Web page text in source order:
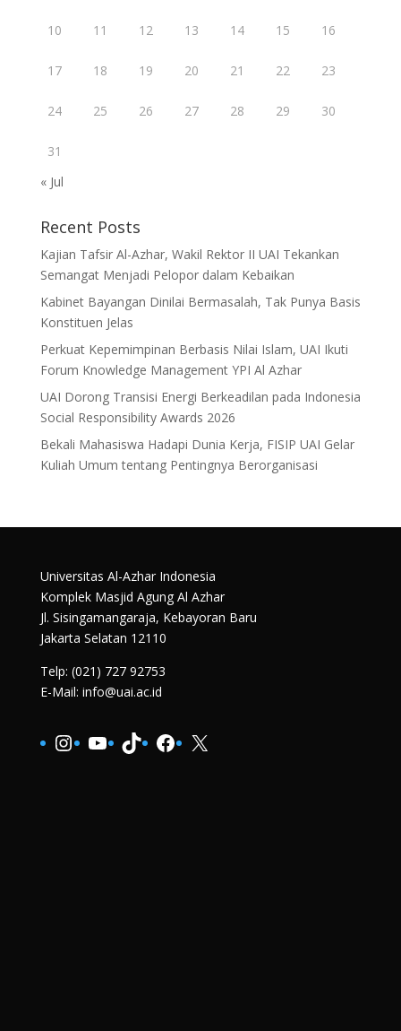
10 11 12 13 14 15 16
17 18 19 20 21 22 23
24 25 26 27 28 29 30
31
« Jul
Recent Posts
Kajian Tafsir Al-Azhar, Wakil Rektor II UAI Tekankan
Semangat Menjadi Pelopor dalam Kebaikan
Kabinet Bayangan Dinilai Bermasalah, Tak Punya Basis
Konstituen Jelas
Perkuat Kepemimpinan Berbasis Nilai Islam, UAI Ikuti
Forum Knowledge Management YPI Al Azhar
UAI Dorong Transisi Energi Berkeadilan pada Indonesia
Social Responsibility Awards 2026
Bekali Mahasiswa Hadapi Dunia Kerja, FISIP UAI Gelar
Kuliah Umum tentang Pentingnya Berorganisasi
Universitas Al-Azhar Indonesia
Komplek Masjid Agung Al Azhar
Jl. Sisingamangaraja, Kebayoran Baru
Jakarta Selatan 12110
Telp: (021) 727 92753
E-Mail: info@uai.ac.id
Instagram
YouTube
TikTokFacebook
X